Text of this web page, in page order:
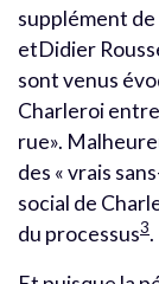
supplément de
etDidier
sont venus
Charleroi
rue».
des « vrais
social de
du processus3.